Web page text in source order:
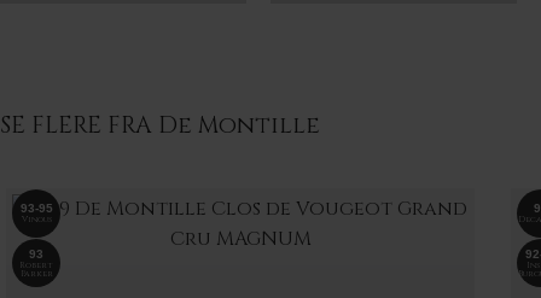
SE FLERE FRA De Montille
93-95
Vinous
93
Robert
Parker